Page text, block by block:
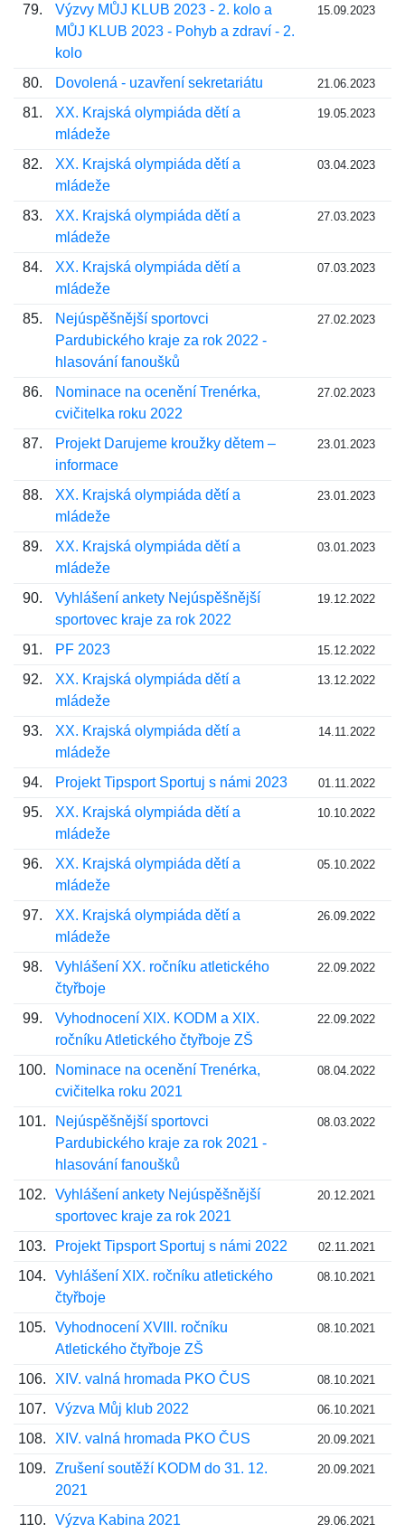
79.
Výzvy MŮJ KLUB 2023 - 2. kolo a
MŮJ KLUB 2023 - Pohyb a zdraví - 2.
kolo
15.09.2023
80. Dovolená - uzavření sekretariátu 21.06.2023
81.
XX. Krajská olympiáda dětí a
mládeže
19.05.2023
82.
XX. Krajská olympiáda dětí a
mládeže
03.04.2023
83.
XX. Krajská olympiáda dětí a
mládeže
27.03.2023
84.
XX. Krajská olympiáda dětí a
mládeže
07.03.2023
85.
Nejúspěšnější sportovci
Pardubického kraje za rok 2022 -
hlasování fanoušků
27.02.2023
86.
Nominace na ocenění Trenérka,
cvičitelka roku 2022
27.02.2023
87.
Projekt Darujeme kroužky dětem –
informace
23.01.2023
88.
XX. Krajská olympiáda dětí a
mládeže
23.01.2023
89.
XX. Krajská olympiáda dětí a
mládeže
03.01.2023
90.
Vyhlášení ankety Nejúspěšnější
sportovec kraje za rok 2022
19.12.2022
91. PF 2023 15.12.2022
92.
XX. Krajská olympiáda dětí a
mládeže
13.12.2022
93.
XX. Krajská olympiáda dětí a
mládeže
14.11.2022
94. Projekt Tipsport Sportuj s námi 2023 01.11.2022
95.
XX. Krajská olympiáda dětí a
mládeže
10.10.2022
96.
XX. Krajská olympiáda dětí a
mládeže
05.10.2022
97.
XX. Krajská olympiáda dětí a
mládeže
26.09.2022
98.
Vyhlášení XX. ročníku atletického
čtyřboje
22.09.2022
99.
Vyhodnocení XIX. KODM a XIX.
ročníku Atletického čtyřboje ZŠ
22.09.2022
100.
Nominace na ocenění Trenérka,
cvičitelka roku 2021
08.04.2022
101.
Nejúspěšnější sportovci
Pardubického kraje za rok 2021 -
hlasování fanoušků
08.03.2022
102.
Vyhlášení ankety Nejúspěšnější
sportovec kraje za rok 2021
20.12.2021
103. Projekt Tipsport Sportuj s námi 2022 02.11.2021
104.
Vyhlášení XIX. ročníku atletického
čtyřboje
08.10.2021
105.
Vyhodnocení XVIII. ročníku
Atletického čtyřboje ZŠ
08.10.2021
106. XIV. valná hromada PKO ČUS 08.10.2021
107. Výzva Můj klub 2022 06.10.2021
108. XIV. valná hromada PKO ČUS 20.09.2021
109.
Zrušení soutěží KODM do 31. 12.
2021
20.09.2021
110. Výzva Kabina 2021 29.06.2021